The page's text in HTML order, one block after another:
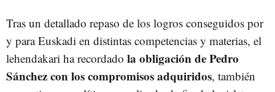
Tras un detallado repaso de los logros conseguidos por
y para Euskadi en distintas competencias y materias, el
lehendakari ha recordado la obligación de Pedro
Sánchez con los compromisos adquiridos, también